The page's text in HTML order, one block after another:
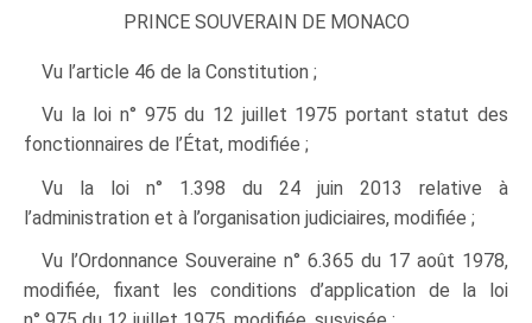
PRINCE SOUVERAIN DE MONACO
Vu l’article 46 de la Constitution ;
Vu la loi n° 975 du 12 juillet 1975 portant statut des
fonctionnaires de l’État, modifiée ;
Vu la loi n° 1.398 du 24 juin 2013 relative à
l’administration et à l’organisation judiciaires, modifiée ;
Vu l’Ordonnance Souveraine n° 6.365 du 17 août 1978,
modifiée, fixant les conditions d’application de la loi